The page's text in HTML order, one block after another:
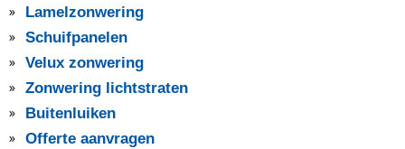
Lamelzonwering
Schuifpanelen
Velux zonwering
Zonwering lichtstraten
Buitenluiken
Offerte aanvragen